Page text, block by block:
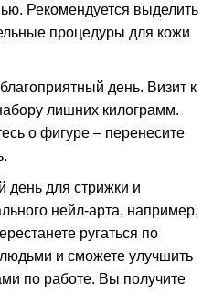
Рекомендуется выделить
процедуры для кожи
день. Визит к
лишних килограмм.
о фигуре – перенесите
день для стрижки и
нейл-арта, например,
ругаться по
и сможете улучшить
по работе. Вы получите